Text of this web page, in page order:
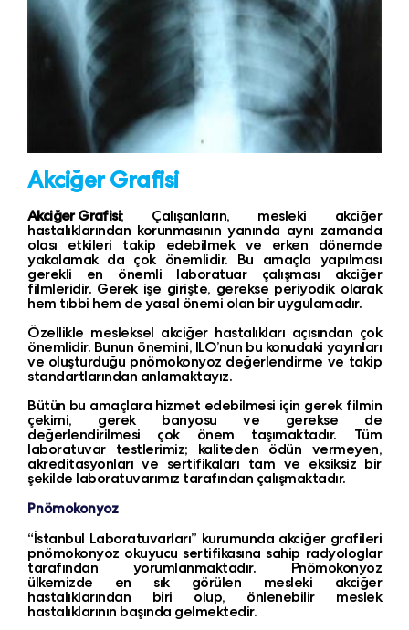
Akciğer Grafisi
Akciğer Grafisi; Çalışanların, mesleki akciğer
hastalıklarından korunmasının yanında aynı zamanda
olası etkileri takip edebilmek ve erken dönemde
yakalamak da çok önemlidir. Bu amaçla yapılması
gerekli en önemli laboratuar çalışması akciğer
filmleridir. Gerek işe girişte, gerekse periyodik olarak
hem tıbbi hem de yasal önemi olan bir uygulamadır.
Özellikle mesleksel akciğer hastalıkları açısından çok
önemlidir. Bunun önemini, ILO’nun bu konudaki yayınları
ve oluşturduğu pnömokonyoz değerlendirme ve takip
standartlarından anlamaktayız.
Bütün bu amaçlara hizmet edebilmesi için gerek filmin
çekimi, gerek banyosu ve gerekse de
değerlendirilmesi çok önem taşımaktadır. Tüm
laboratuvar testlerimiz; kaliteden ödün vermeyen,
akreditasyonları ve sertifikaları tam ve eksiksiz bir
şekilde laboratuvarımız tarafından çalışmaktadır.
Pnömokonyoz
“İstanbul Laboratuvarları” kurumunda akciğer grafileri
pnömokonyoz okuyucu sertifikasına sahip radyologlar
tarafından yorumlanmaktadır. Pnömokonyoz
ülkemizde en sık görülen mesleki akciğer
hastalıklarından biri olup, önlenebilir meslek
hastalıklarının başında gelmektedir.